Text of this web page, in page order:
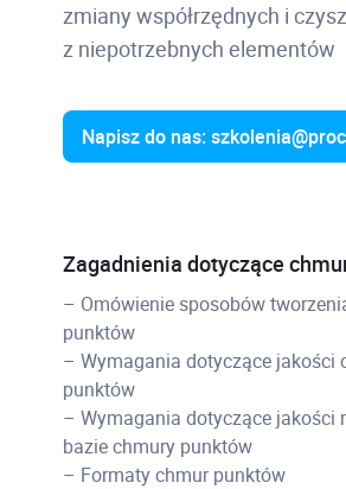
zmiany współrzędnych i
z niepotrzebnych elementów
Napisz do nas:
Zagadnienia dotyczące
– Omówienie sposobów
punktów
– Wymagania dotyczące jakości
punktów
– Wymagania dotyczące jakości
bazie chmury punktów
– Formaty chmur punktów